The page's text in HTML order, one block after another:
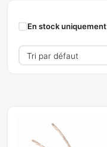
BEGLER
En stock uniquement